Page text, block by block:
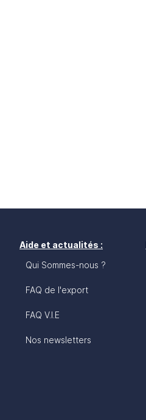
Aide et actualités :
Qui Sommes-nous ?
FAQ de l'export
FAQ V.I.E
Nos newsletters